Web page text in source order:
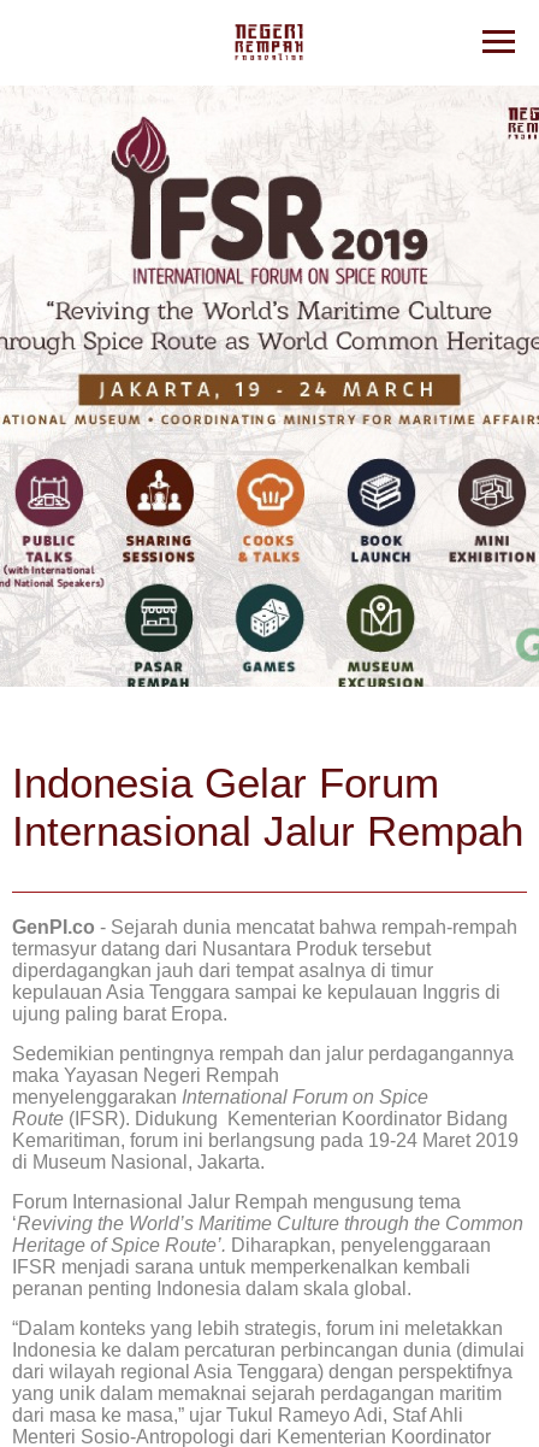
Indonesia Gelar Forum
Internasional Jalur Rempah
GenPI.co - Sejarah dunia mencatat bahwa rempah-rempah
termasyur datang dari Nusantara Produk tersebut
diperdagangkan jauh dari tempat asalnya di timur
kepulauan Asia Tenggara sampai ke kepulauan Inggris di
ujung paling barat Eropa.
Sedemikian pentingnya rempah dan jalur perdagangannya
maka Yayasan Negeri Rempah
menyelenggarakan International Forum on Spice
Route (IFSR). Didukung Kementerian Koordinator Bidang
Kemaritiman, forum ini berlangsung pada 19-24 Maret 2019
di Museum Nasional, Jakarta.
Forum Internasional Jalur Rempah mengusung tema
‘Reviving the World’s Maritime Culture through the Common
Heritage of Spice Route’. Diharapkan, penyelenggaraan
IFSR menjadi sarana untuk memperkenalkan kembali
peranan penting Indonesia dalam skala global.
“Dalam konteks yang lebih strategis, forum ini meletakkan
Indonesia ke dalam percaturan perbincangan dunia (dimulai
dari wilayah regional Asia Tenggara) dengan perspektifnya
yang unik dalam memaknai sejarah perdagangan maritim
dari masa ke masa,” ujar Tukul Rameyo Adi, Staf Ahli
Menteri Sosio-Antropologi dari Kementerian Koordinator